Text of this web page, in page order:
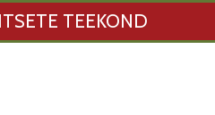
TEEKOND